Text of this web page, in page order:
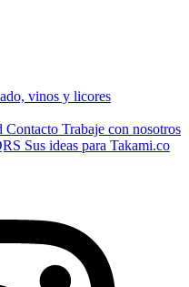
vinos y licores
Contacto Trabaje con nosotros
Sus ideas para Takami.co